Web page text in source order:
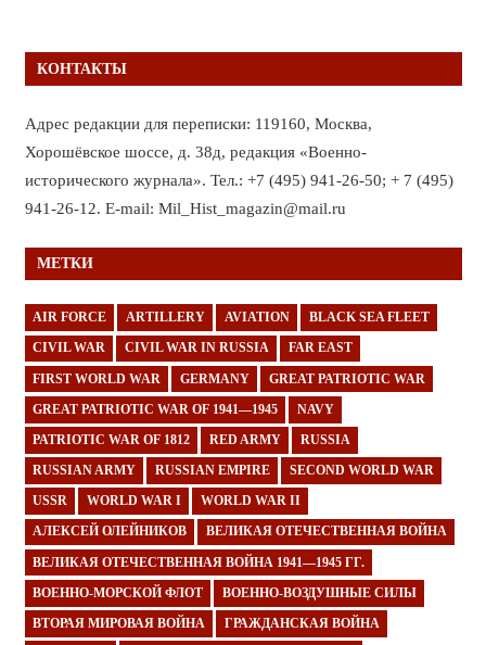
КОНТАКТЫ
Адрес редакции для переписки: 119160, Москва,
Хорошёвское шоссе, д. 38д, редакция «Военно-
исторического журнала». Тел.: +7 (495) 941-26-50; + 7 (495)
941-26-12. E-mail: Mil_Hist_magazin@mail.ru
МЕТКИ
AIR FORCE ARTILLERY AVIATION BLACK SEA FLEET
CIVIL WAR CIVIL WAR IN RUSSIA FAR EAST
FIRST WORLD WAR GERMANY GREAT PATRIOTIC WAR
GREAT PATRIOTIC WAR OF 1941—1945 NAVY
PATRIOTIC WAR OF 1812 RED ARMY RUSSIA
RUSSIAN ARMY RUSSIAN EMPIRE SECOND WORLD WAR
USSR WORLD WAR I WORLD WAR II
АЛЕКСЕЙ ОЛЕЙНИКОВ ВЕЛИКАЯ ОТЕЧЕСТВЕННАЯ ВОЙНА
ВЕЛИКАЯ ОТЕЧЕСТВЕННАЯ ВОЙНА 1941—1945 ГГ.
ВОЕННО-МОРСКОЙ ФЛОТ ВОЕННО-ВОЗДУШНЫЕ СИЛЫ
ВТОРАЯ МИРОВАЯ ВОЙНА ГРАЖДАНСКАЯ ВОЙНА